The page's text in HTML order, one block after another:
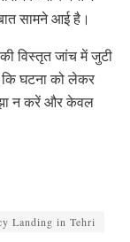
सामने आई है।
विस्तृत जांच में जुटी
घटना को लेकर
न करें और केवल
Landing in Tehri